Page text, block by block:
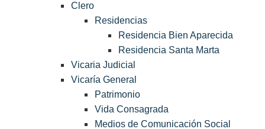
Clero
Residencias
Residencia Bien Aparecida
Residencia Santa Marta
Vicaria Judicial
Vicaría General
Patrimonio
Vida Consagrada
Medios de Comunicación Social